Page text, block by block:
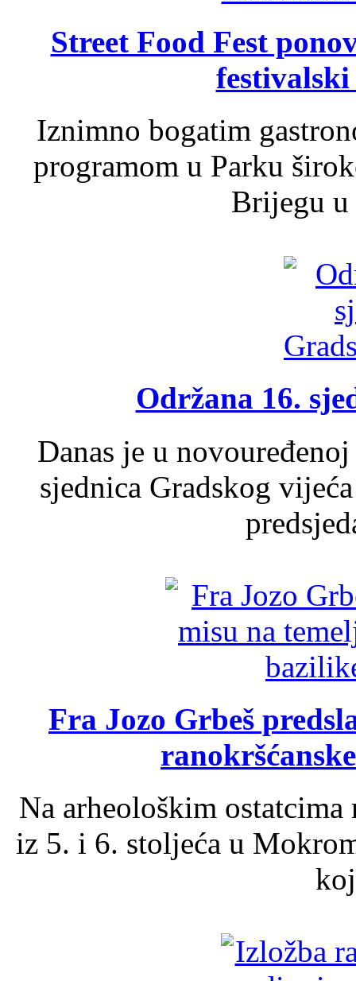
Street Food Fest
Iznimno bogatim
programom u Parku
Brijegu u
Održana 16.
Danas je u
sjednica Gradskog
Fra Jozo Grbeš
Na arheološkim
iz 5. i 6. stoljeća u